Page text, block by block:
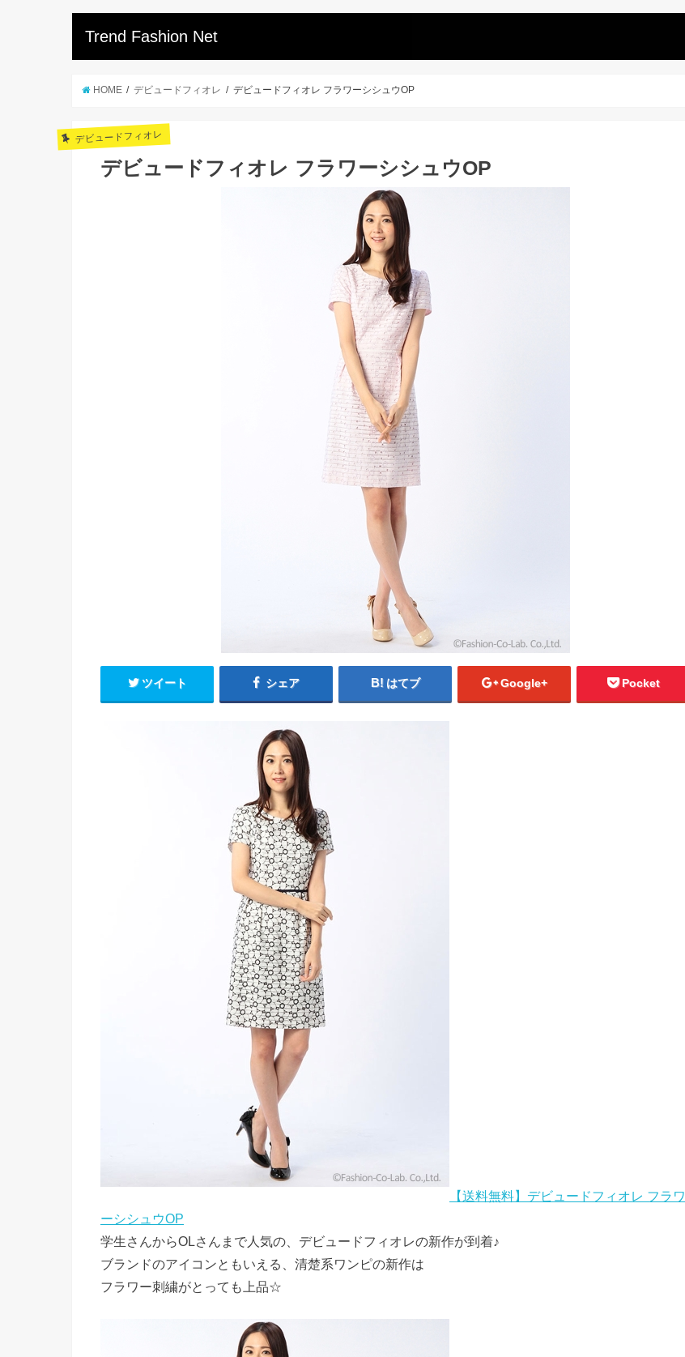
Trend Fashion Net
HOME デビュードフィオレ デビュードフィオレ フラワーシシュウOP
デビュードフィオレ
デビュードフィオレ フラワーシシュウOP
ツイート シェア はてブ Google+ Pocket
【送料無料】デビュードフィオレ フラワ
ーシシュウOP
学生さんからOLさんまで人気の、デビュードフィオレの新作が到着♪
ブランドのアイコンともいえる、清楚系ワンピの新作は
フラワー刺繍がとっても上品☆